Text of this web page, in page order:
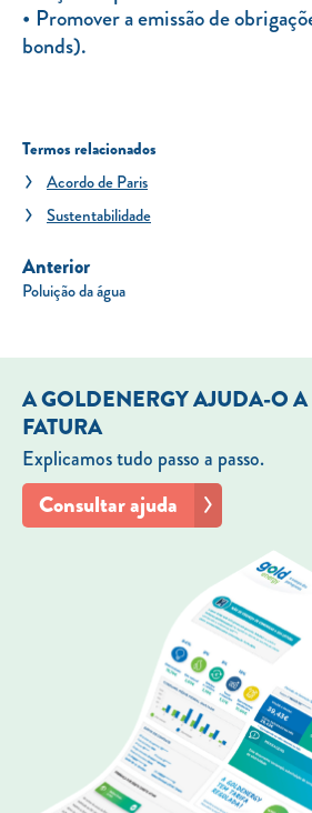
Promover a emissão de
bonds).
Termos relacionados
Acordo de Paris
Sustentabilidade
Anterior
Poluição da água
A GOLDENERGY AJUDA-O A
FATURA
Explicamos tudo passo a passo.
Consultar ajuda